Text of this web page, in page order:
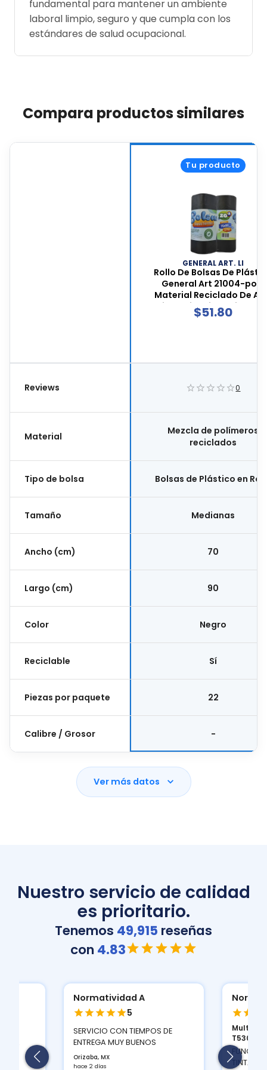
fundamental para mantener un ambiente
laboral limpio, seguro y que cumpla con los
estándares de salud ocupacional.
Compara productos similares
Tu producto
GENERAL ART. LI
Rollo De Bolsas De
General Art 21004-poc,
Material Reciclado De
Resistencia, Dimensiones
90 Centímetros, Color
$51.80
Reviews 0
Material
Mezcla de polímeros
reciclados
Tipo de bolsa Bolsas de Plástico en
Tamaño Medianas
Ancho (cm) 70
Largo (cm) 90
Color Negro
Reciclable Sí
Piezas por paquete 22
Calibre / Grosor -
Ver más datos
Nuestro servicio de calidad
es prioritario.
Tenemos 49,915 reseñas
con 4.83
Normatividad A
5
SERVICIO CON TIEMPOS DE
ENTREGA MUY BUENOS
Orizaba, MX
hace 2 días
T530D...
TINTAS